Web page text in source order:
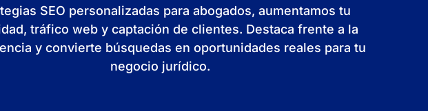
SEO personalizadas para abogados, aumentamos tu
tráfico web y captación de clientes. Destaca frente a la
y convierte búsquedas en oportunidades reales para tu
negocio jurídico.